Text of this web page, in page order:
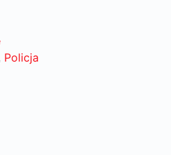
Policja